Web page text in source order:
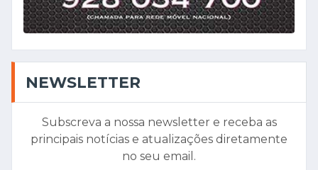
NEWSLETTER
Subscreva a nossa newsletter e receba as
principais notícias e atualizações diretamente
no seu email.